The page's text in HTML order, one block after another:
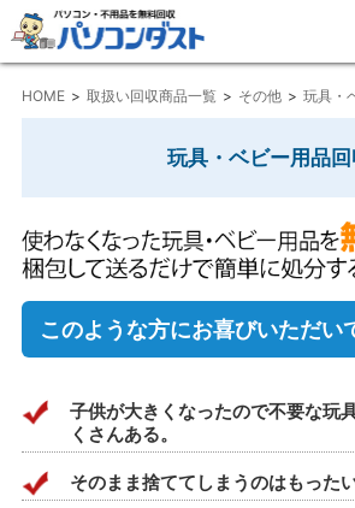
HOME 取扱い回収商品一覧 その他 玩具・
玩具・ベビー用品
このような方にお喜びいただい
子供が大きくなったので不要な玩
くさんある。
そのまま捨ててしまうのはもった